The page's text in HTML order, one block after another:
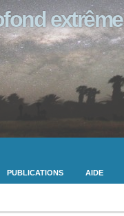
extrême
PUBLICATIONS AIDE